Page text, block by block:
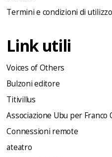
Termini e condizioni di utilizzo
Link utili
Voices of Others
Bulzoni editore
Titivillus
Associazione Ubu per Franco
Connessioni remote
ateatro